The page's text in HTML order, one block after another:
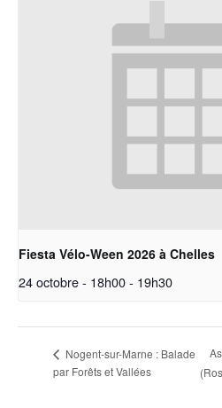
Fiesta Vélo-Ween 2026 à Chelles
24 octobre - 18h00- 19h30
Nogent-sur-Marne : Balade
par Forêts et Vallées